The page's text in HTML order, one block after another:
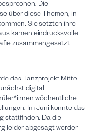
Die
über diese Themen, in
Sie setzten ihre
kamen eindrucksvolle
zusammengesetzt
das Tanzprojekt Mitte
digital
wöchentliche
Im Juni konnte das
stattfinden. Da die
leider abgesagt werden